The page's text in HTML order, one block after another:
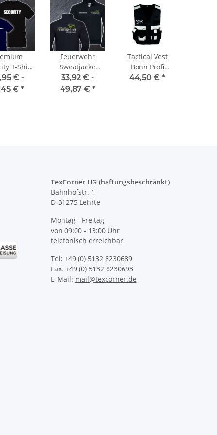
T-Shirt
Rücken +
S - 5XL
€ -
€ *
Feuerwehr
Sweatjacke
FW1900 Druck
doppelseitig
33,92 € -
49,87 € *
Tactical Vest
Bonn Profi
Einsatz Weste
44,50 € *
TexCorner UG (haftungsbeschränkt)
Bahnhofstr. 1
D-31275 Lehrte
Montag - Freitag
von 09:00 - 13:00 Uhr
telefonisch erreichbar
Tel: +49 (0) 5132 8230689
Fax: +49 (0) 5132 8230693
E-Mail: mail@texcorner.de